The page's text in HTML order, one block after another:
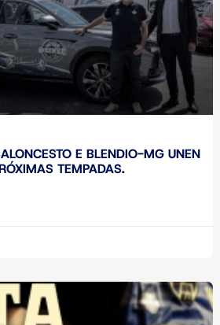
E BLENDIO-MG UNEN
TEMPADAS.